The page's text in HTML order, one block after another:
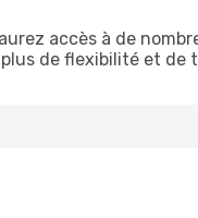
accès à de
de flexibilité et de